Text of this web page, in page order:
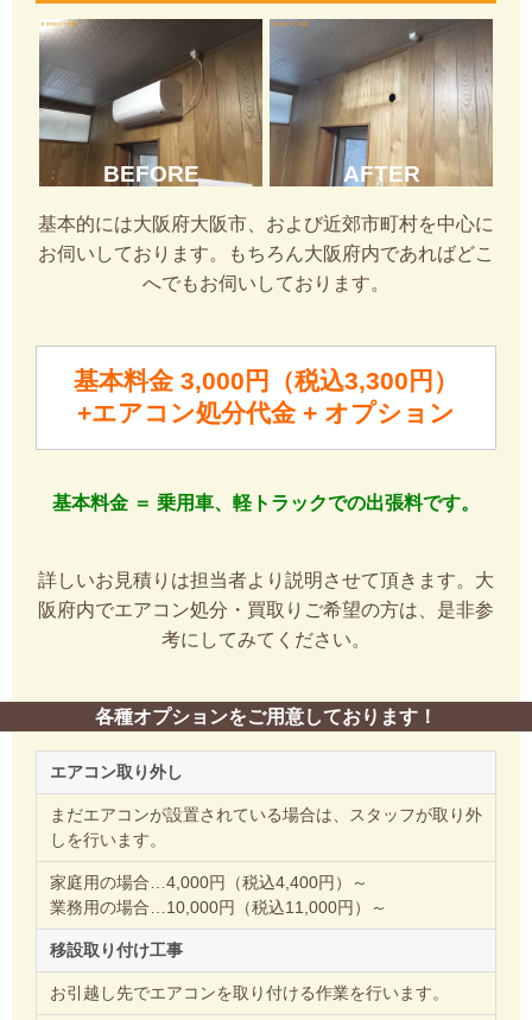
BEFORE AFTER
基本的には大阪府大阪市、および近郊市町村を中心に
お伺いしております。もちろん大阪府内であればどこ
へでもお伺いしております。
基本料金 3,000円（税込3,300円）
+エアコン処分代金 + オプション
基本料金 ＝ 乗用車、軽トラックでの出張料です。
詳しいお見積りは担当者より説明させて頂きます。大
阪府内でエアコン処分・買取りご希望の方は、是非参
考にしてみてください。
各種オプションをご用意しております！
エアコン取り外し
まだエアコンが設置されている場合は、スタッフが取り外
しを行います。
家庭用の場合…4,000円（税込4,400円）～
業務用の場合…10,000円（税込11,000円）～
移設取り付け工事
お引越し先でエアコンを取り付ける作業を行います。